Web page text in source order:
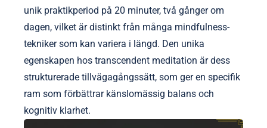
unik praktikperiod på 20 minuter, två gånger om
dagen, vilket är distinkt från många mindfulness-
tekniker som kan variera i längd. Den unika
egenskapen hos transcendent meditation är dess
strukturerade tillvägagångssätt, som ger en specifik
ram som förbättrar känslomässig balans och
kognitiv klarhet.